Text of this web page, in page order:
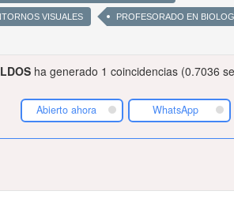
VISUALES PROFESORADO EN
ha generado 1 coincidencias (0.7036
Abierto ahora WhatsApp